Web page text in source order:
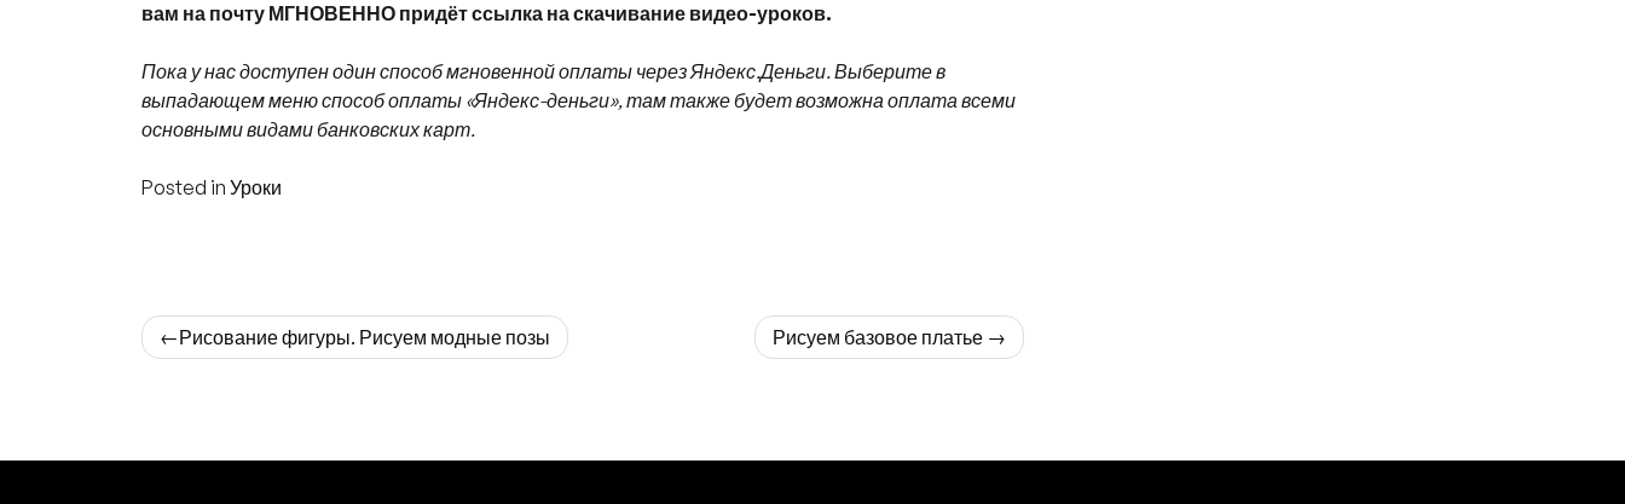
вам на почту МГНОВЕННО придёт ссылка на скачивание видео-уроков.
Пока у нас доступен один способ мгновенной оплаты через Яндекс.Деньги. Выберите в
выпадающем меню способ оплаты «Яндекс-деньги», там также будет возможна оплата всеми
основными видами банковских карт.
Posted in Уроки
Навигация
по
Рисование фигуры. Рисуем модные позы Рисуем базовое платье